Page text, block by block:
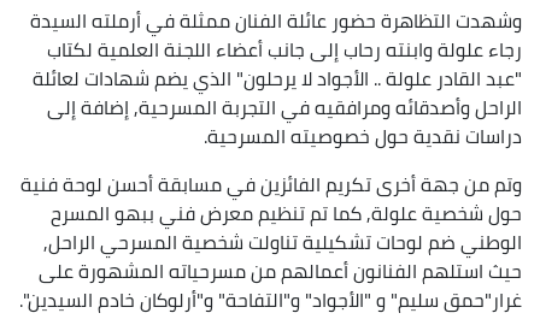
وشهدت التظاهرة حضور عائلة الفنان ممثلة في أرملته السيدة
رجاء علولة وابنته رحاب إلى جانب أعضاء اللجنة العلمية لكتاب
"عبد القادر علولة .. الأجواد لا يرحلون" الذي يضم شهادات لعائلة
الراحل وأصدقائه ومرافقيه في التجربة المسرحية, إضافة إلى
دراسات نقدية حول خصوصيته المسرحية.
وتم من جهة أخرى تكريم الفائزين في مسابقة أحسن لوحة فنية
حول شخصية علولة, كما تم تنظيم معرض فني ببهو المسرح
الوطني ضم لوحات تشكيلية تناولت شخصية المسرحي الراحل,
حيث استلهم الفنانون أعمالهم من مسرحياته المشهورة على
غرار"حمق سليم" و "الأجواد" و"التفاحة" و"أرلوكان خادم السيدين".